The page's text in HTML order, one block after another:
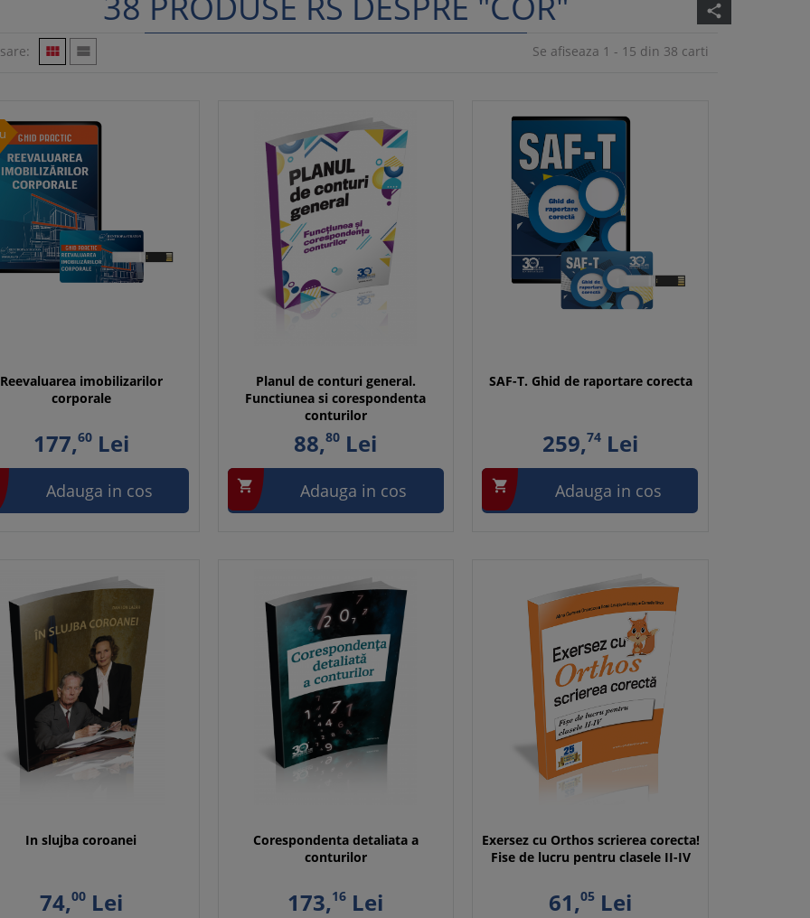
share
  Se afiseaza 1 - 15 din 38 carti
Reevaluarea imobilizarilor
corporale
177,60Lei
Adauga in cos
Planul de conturi general.
Functiunea si corespondenta
conturilor
88,80 Lei
 Adauga in cos
SAF-T. Ghid de raportare corecta
259,74Lei
 Adauga in cos
In slujba coroanei
74,00Lei
Corespondenta detaliata a
conturilor
173,16 Lei
Exersez cu Orthos scrierea corecta!
Fise de lucru pentru clasele II-IV
61,05Lei